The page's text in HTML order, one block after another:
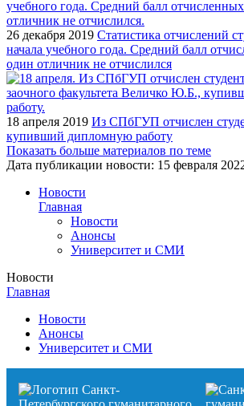
26 декабря 2019 Статистика отчислений
начала учебного года. Средний балл
один отличник не отчислился
18 апреля 2019 Из СПбГУП отчислен
купивший дипломную работу
Показать больше материалов по теме
Дата публикации новости: 15 февраля
Новости
Главная
Новости
Анонсы
Университет и СМИ
Новости
Главная
Новости
Анонсы
Университет и СМИ